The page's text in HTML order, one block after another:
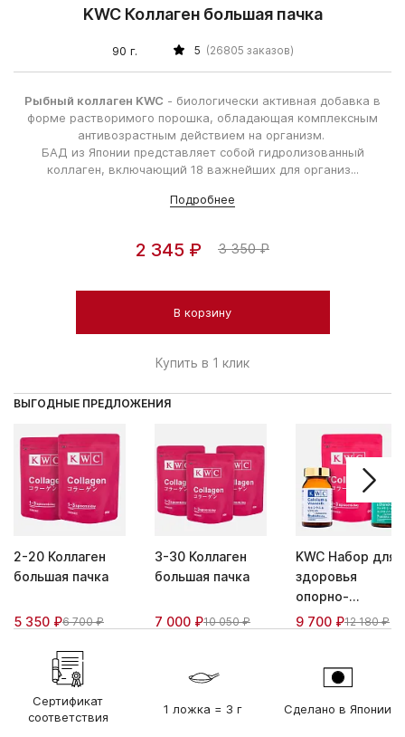
KWC Коллаген большая пачка
90 г. 5 (26805 заказов)
Рыбный коллаген KWC - биологически активная добавка в
форме растворимого порошка, обладающая комплексным
антивозрастным действием на организм.
БАД из Японии представляет собой гидролизованный
коллаген, включающий 18 важнейших для организ...
Подробнее
2 345 ₽ 3 350 ₽
В корзину
Купить в 1 клик
ВЫГОДНЫЕ ПРЕДЛОЖЕНИЯ
2-20 Коллаген
большая пачка
5 350 ₽6 700 ₽
3-30 Коллаген
большая пачка
7 000 ₽10 050 ₽
KWC Набор для
здоровья
опорно-
двигательного
9 700 ₽12 180 ₽
Сертификат
соответствия
1 ложка = 3 г Сделано в Японии